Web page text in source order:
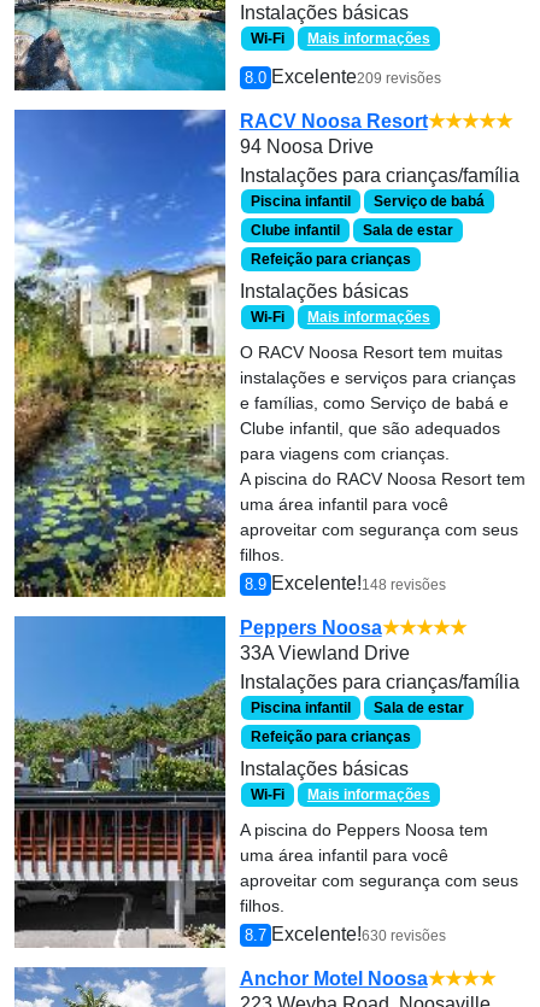
Instalações básicas
Wi-Fi Mais informações
8.0 Excelente209 revisões
RACV Noosa Resort★★★★★
94 Noosa Drive
Instalações para crianças/família
Piscina infantil
Serviço de babá
Clube infantil
Sala de estar
Refeição para crianças
Instalações básicas
Wi-Fi Mais informações
O RACV Noosa Resort tem muitas
instalações e serviços para crianças
e famílias, como Serviço de babá e
Clube infantil, que são adequados
para viagens com crianças.
A piscina do RACV Noosa Resort tem
uma área infantil para você
aproveitar com segurança com seus
filhos.
8.9 Excelente!148 revisões
Peppers Noosa★★★★★
33A Viewland Drive
Instalações para crianças/família
Piscina infantil
Sala de estar
Refeição para crianças
Instalações básicas
Wi-Fi Mais informações
A piscina do Peppers Noosa tem
uma área infantil para você
aproveitar com segurança com seus
filhos.
8.7 Excelente!630 revisões
Anchor Motel Noosa★★★★